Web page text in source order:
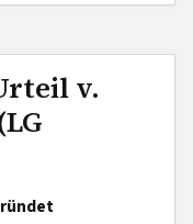
v.